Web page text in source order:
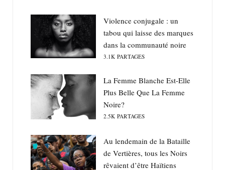
Violence conjugale : un
tabou qui laisse des marques
dans la communauté noire
3.1K PARTAGES
La Femme Blanche Est-Elle
Plus Belle Que La Femme
Noire?
2.5K PARTAGES
Au lendemain de la Bataille
de Vertières, tous les Noirs
rêvaient d’être Haïtiens